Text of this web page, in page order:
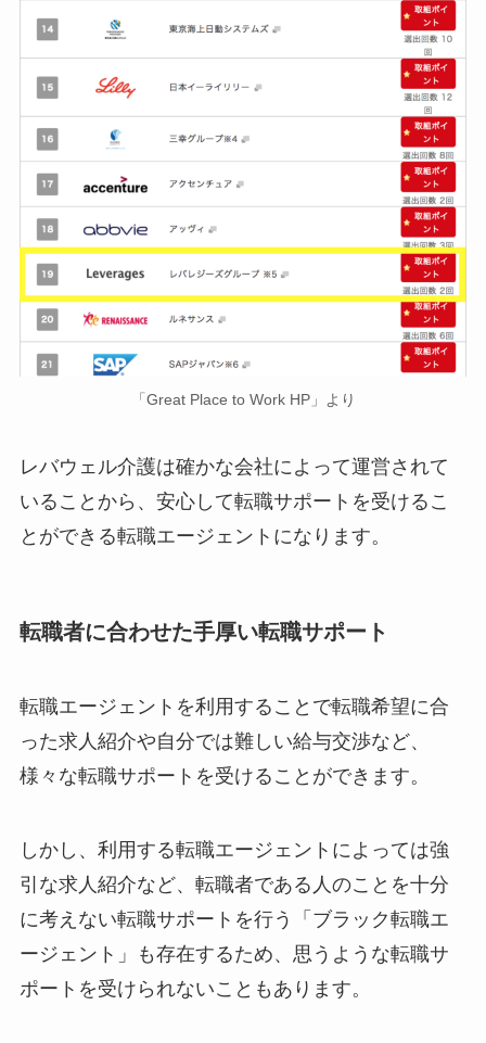
「Great Place to Work HP」より
レバウェル介護は確かな会社によって運営されて
いることから、安心して転職サポートを受けるこ
とができる転職エージェントになります。
転職者に合わせた手厚い転職サポート
転職エージェントを利用することで転職希望に合
った求人紹介や自分では難しい給与交渉など、
様々な転職サポートを受けることができます。
しかし、利用する転職エージェントによっては強
引な求人紹介など、転職者である人のことを十分
に考えない転職サポートを行う「ブラック転職エ
ージェント」も存在するため、思うような転職サ
ポートを受けられないこともあります。